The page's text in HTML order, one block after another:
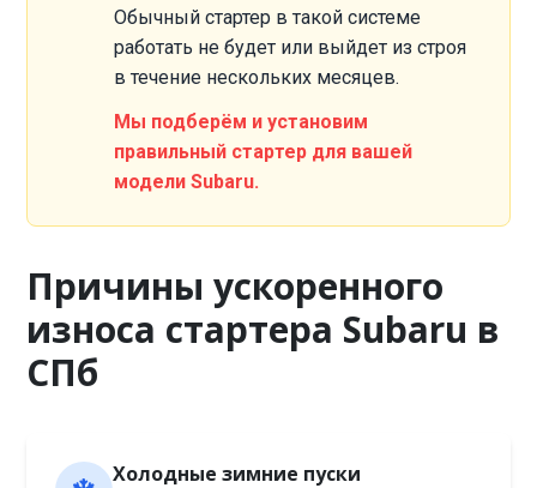
Обычный стартер в такой системе
работать не будет или выйдет из строя
в течение нескольких месяцев.
Мы подберём и установим
правильный стартер для вашей
модели Subaru.
Причины ускоренного
износа стартера Subaru в
СПб
Холодные зимние пуски